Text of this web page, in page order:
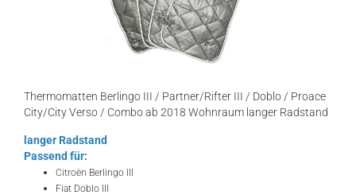
Thermomatten Berlingo III / Partner/Rifter III / Doblo / Proace
City/City Verso / Combo ab 2018 Wohnraum langer Radstand
langer Radstand
Passend für:
Citroën Berlingo III
Fiat Doblo III